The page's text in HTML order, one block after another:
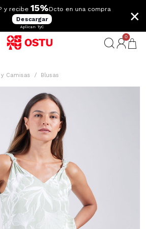
y recibe 15%Dcto en una compra
Descargar
Aplican TyC
×
0
y Camisas Blusas